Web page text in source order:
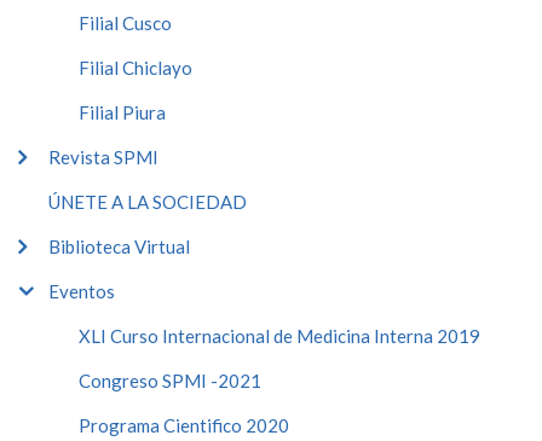
Filial Cusco
Filial Chiclayo
Filial Piura
Revista SPMI
ÚNETE A LA SOCIEDAD
Biblioteca Virtual
Eventos
XLI Curso Internacional de Medicina Interna 2019
Congreso SPMI -2021
Programa Cientifico 2020